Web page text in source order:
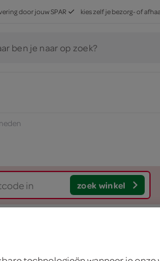
door jouw SPAR kies zelf je bezorg- of
ben je naar op zoek?
zoek winkel
Bakker ikb